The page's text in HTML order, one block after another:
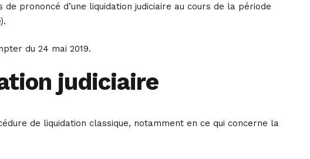
prononcé d’une liquidation judiciaire au cours de la période
du 24 mai 2019.
judiciaire
de liquidation classique, notamment en ce qui concerne la